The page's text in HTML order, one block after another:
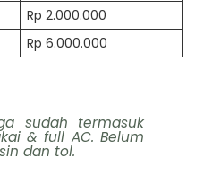
Rp 2.000.000
Rp 6.000.000
sudah termasuk
& full AC. Belum
dan tol.